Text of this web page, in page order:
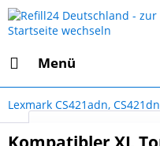
Menü
Lexmark CS421adn,